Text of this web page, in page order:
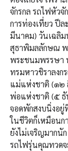
จักรกล รถไฟหัวจั
การท่องเที่ยว ปี
มีนาคม) วันเฉลิ
สุธาพิมลลักษณ พ
พระชนมพรรษา
ทรมหาวชิราลงก
แม่แห่งชาติ (๑๒
พ่อแห่งชาติ (๕ ธั
จอดพักสงบนิ่งอยู่
ในชีวิตก็เหมือนก
ยังไม่เจริญมากนั
รถไฟรุ่นคุณทวดจ